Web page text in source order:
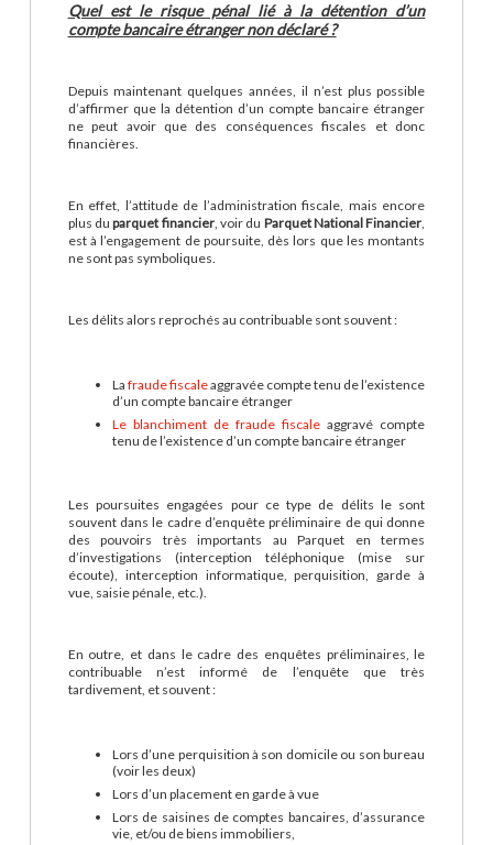
Quel est le risque pénal lié à la détention d’un
compte bancaire étranger non déclaré ?
Depuis maintenant quelques années, il n’est plus possible
d’affirmer que la détention d’un compte bancaire étranger
ne peut avoir que des conséquences fiscales et donc
financières.
En effet, l’attitude de l’administration fiscale, mais encore
plus duparquet financier, voir du Parquet National Financier,
est à l’engagement de poursuite, dès lors que les montants
ne sont pas symboliques.
Les délits alors reprochés au contribuable sont souvent :
La fraude fiscaleaggravée compte tenu de l’existence
d’un compte bancaire étranger
Le blanchiment de fraude fiscale aggravé compte
tenu de l’existence d’un compte bancaire étranger
Les poursuites engagées pour ce type de délits le sont
souvent dans le cadre d’enquête préliminaire de qui donne
des pouvoirs très importants au Parquet en termes
d’investigations (interception téléphonique (mise sur
écoute), interception informatique, perquisition, garde à
vue, saisie pénale, etc.).
En outre, et dans le cadre des enquêtes préliminaires, le
contribuable n’est informé de l’enquête que très
tardivement, et souvent :
Lors d’une perquisition à son domicile ou son bureau
(voir les deux)
Lors d’un placement en garde à vue
Lors de saisines de comptes bancaires, d’assurance
vie, et/ou de biens immobiliers,